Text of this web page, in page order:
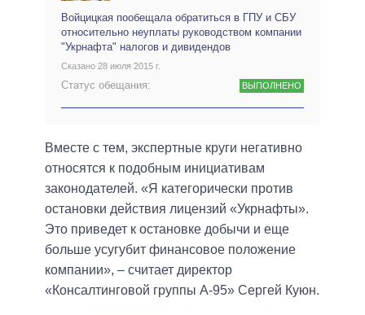
Войцицкая пообещала обратиться в ГПУ и СБУ
относительно неуплаты руководством компании
"Укрнафта" налогов и дивидендов
Сказано 28 июля 2015 г.
Статус обещания: ВЫПОЛНЕНО
Вместе с тем, экспертные круги негативно
относятся к подобным инициативам
законодателей. «Я категорически против
остановки действия лицензий «Укрнафты».
Это приведет к остановке добычи и еще
больше усугубит финансовое положение
компании», – считает директор
«Консалтинговой группы А-95» Сергей Куюн.